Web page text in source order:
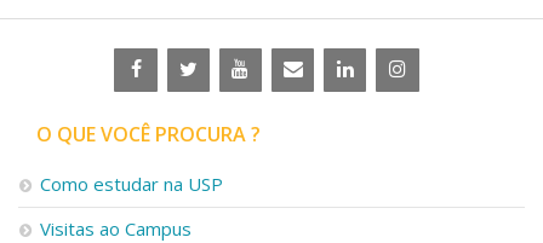
Defesa de Teses
O QUE VOCÊ PROCURA ?
Como estudar na USP
Visitas ao Campus